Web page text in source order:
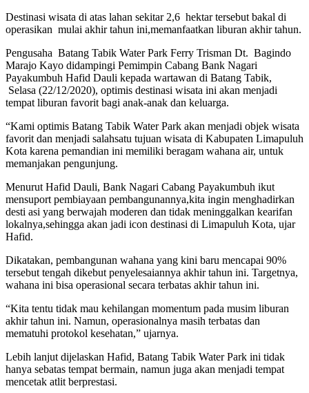
Destinasi wisata di atas lahan sekitar 2,6 hektar tersebut bakal di
operasikan mulai akhir tahun ini,memanfaatkan liburan akhir tahun.
Pengusaha Batang Tabik Water Park Ferry Trisman Dt. Bagindo
Marajo Kayo didampingi Pemimpin Cabang Bank Nagari
Payakumbuh Hafid Dauli kepada wartawan di Batang Tabik,
Selasa (22/12/2020), optimis destinasi wisata ini akan menjadi
tempat liburan favorit bagi anak-anak dan keluarga.
“Kami optimis Batang Tabik Water Park akan menjadi objek wisata
favorit dan menjadi salahsatu tujuan wisata di Kabupaten Limapuluh
Kota karena pemandian ini memiliki beragam wahana air, untuk
memanjakan pengunjung.
Menurut Hafid Dauli, Bank Nagari Cabang Payakumbuh ikut
mensuport pembiayaan pembangunannya,kita ingin menghadirkan
desti asi yang berwajah moderen dan tidak meninggalkan kearifan
lokalnya,sehingga akan jadi icon destinasi di Limapuluh Kota, ujar
Hafid.
Dikatakan, pembangunan wahana yang kini baru mencapai 90%
tersebut tengah dikebut penyelesaiannya akhir tahun ini. Targetnya,
wahana ini bisa operasional secara terbatas akhir tahun ini.
“Kita tentu tidak mau kehilangan momentum pada musim liburan
akhir tahun ini. Namun, operasionalnya masih terbatas dan
mematuhi protokol kesehatan,” ujarnya.
Lebih lanjut dijelaskan Hafid, Batang Tabik Water Park ini tidak
hanya sebatas tempat bermain, namun juga akan menjadi tempat
mencetak atlit berprestasi.